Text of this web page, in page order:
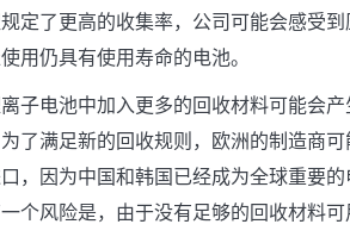
定了更高的收集率，公司可能会感受
用仍具有使用寿命的电池。
子电池中加入更多的回收材料可能会
了满足新的回收规则，欧洲的制造商
，因为中国和韩国已经成为全球重要
个风险是，由于没有足够的回收材料可